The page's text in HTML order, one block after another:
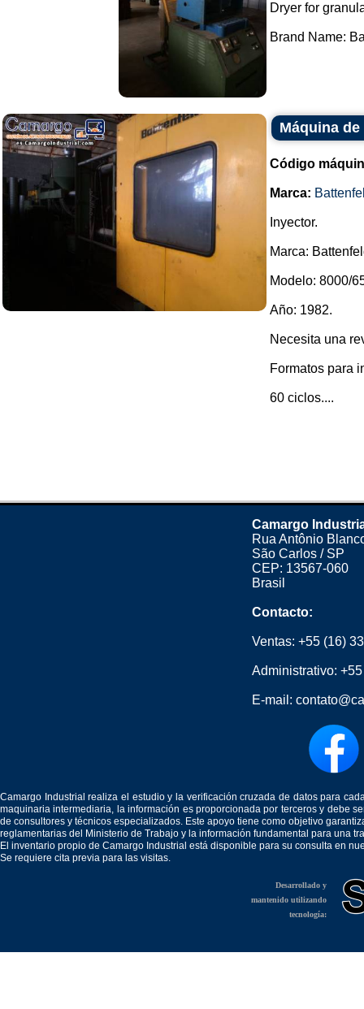
Dryer for
Brand Name:
Máquina
Código
Marca:
Inyector.
Marca:
Modelo: 8000/
Año: 1982.
Necesita una
Formatos para
60 ciclos....
Camargo
Rua Antônio
São Carlos / SP
CEP: 13567-060
Brasil
Contacto:
Ventas: +55 (16)
Administrativo:
E-mail:
Camargo Industrial realiza el estudio y la verificación cruzada de datos para
maquinaria intermediaria, la información es proporcionada por terceros y debe
de consultores y técnicos especializados. Este apoyo tiene como objetivo
reglamentarias del Ministerio de Trabajo y la información fundamental para una
El inventario propio de Camargo Industrial está disponible para su consulta en
Se requiere cita previa para las visitas.
Desarrollado y
mantenido utilizando
tecnología: